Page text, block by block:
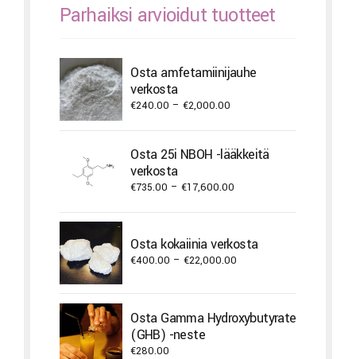
Parhaiksi arvioidut tuotteet
Osta amfetamiinijauhe
verkosta
€240.00 – €2,000.00
through
Osta 25i NBOH -lääkkeitä
verkosta
€735.00 – €17,600.00
through
€17,600.00
Osta kokaiinia verkosta
€400.00 – €22,000.00
through
€22,000.00
Osta Gamma Hydroxybutyrate
(GHB) -neste
€280.00